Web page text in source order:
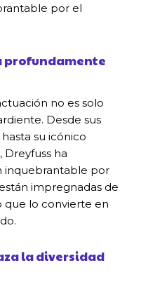
por el
profundamente
no es solo
Desde sus
su icónico
Dreyfuss ha
inquebrantable por
impregnadas de
que lo convierte en
la diversidad